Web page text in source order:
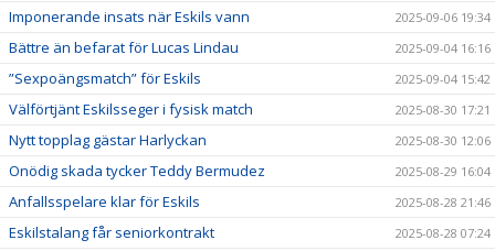
Imponerande insats när Eskils vann 2025-09-06 19:34
Bättre än befarat för Lucas Lindau 2025-09-04 16:16
”Sexpoängsmatch” för Eskils 2025-09-04 15:42
Välförtjänt Eskilsseger i fysisk match 2025-08-30 17:21
Nytt topplag gästar Harlyckan 2025-08-30 12:06
Onödig skada tycker Teddy Bermudez 2025-08-29 16:04
Anfallsspelare klar för Eskils 2025-08-28 21:46
Eskilstalang får seniorkontrakt 2025-08-28 07:24